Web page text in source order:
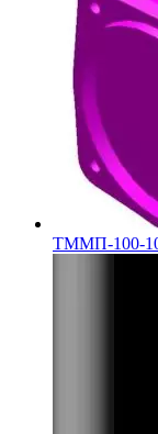
ТММП-100-